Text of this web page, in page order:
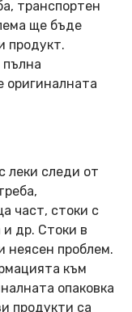
транспортен
ще бъде
продукт.
оригиналната
леки следи от
част, стоки с
и др. Стоки в
неясен проблем.
към
опаковка
продукти са